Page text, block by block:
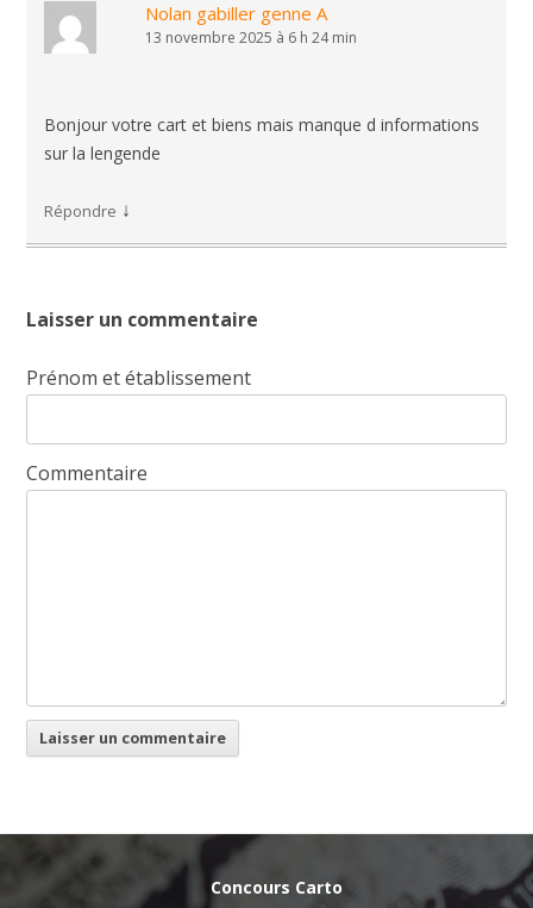
Nolan gabiller genne A
13 novembre 2025 à 6 h 24 min
Bonjour votre cart et biens mais manque d informations
sur la lengende
Répondre ↓
Laisser un commentaire
Prénom et établissement
Commentaire
Concours Carto